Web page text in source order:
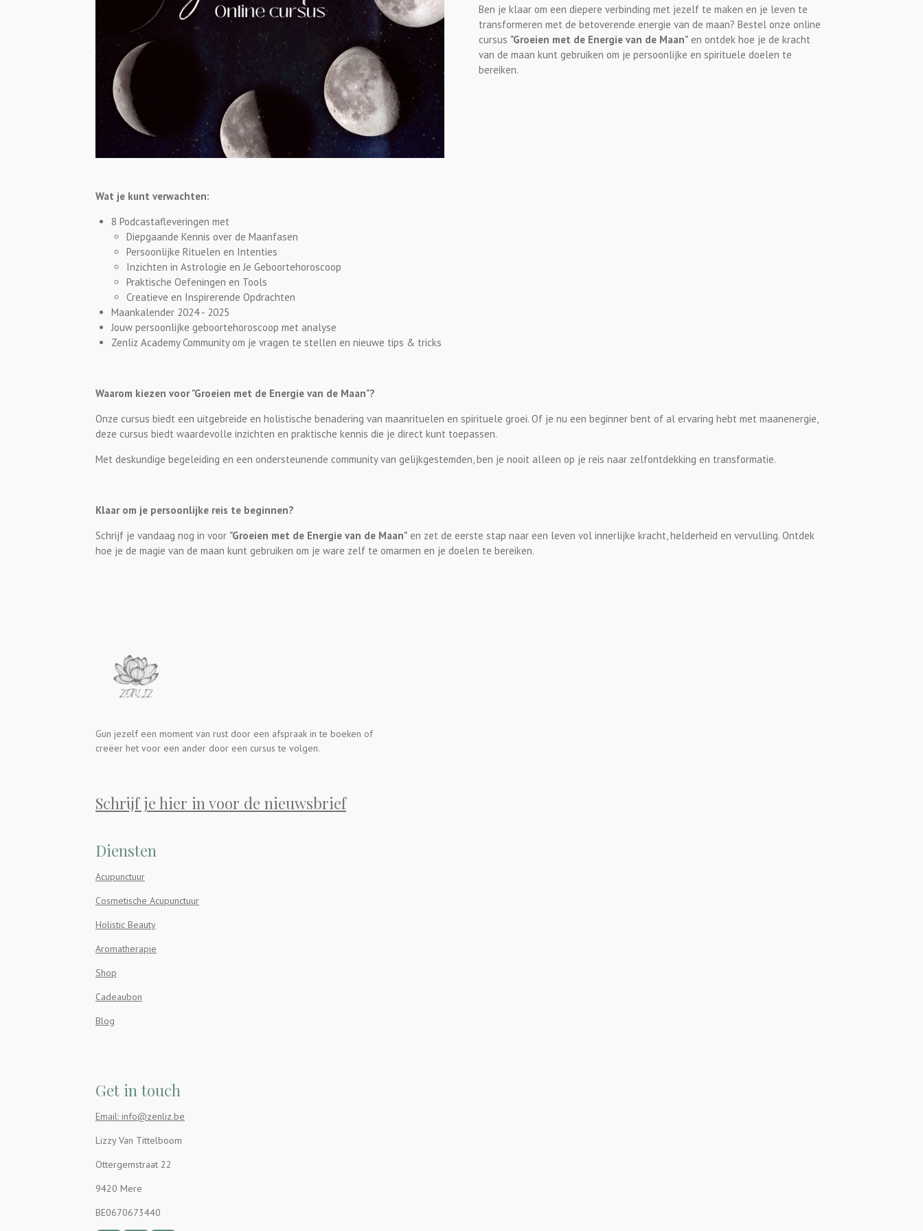
Ben je klaar om een diepere verbinding met jezelf te maken en je leven te
transformeren met de betoverende energie van de maan? Bestel onze online
cursus "Groeien met de Energie van de Maan" en ontdek hoe je de kracht
van de maan kunt gebruiken om je persoonlijke en spirituele doelen te
bereiken.
Wat je kunt verwachten:
8 Podcastafleveringen met
Diepgaande Kennis over de Maanfasen
Persoonlijke Rituelen en Intenties
Inzichten in Astrologie en Je Geboortehoroscoop
Praktische Oefeningen en Tools
Creatieve en Inspirerende Opdrachten
Maankalender 2024 - 2025
Jouw persoonlijke geboortehoroscoop met analyse
Zenliz Academy Community om je vragen te stellen en nieuwe tips & tricks
Waarom kiezen voor "Groeien met de Energie van de Maan"?
Onze cursus biedt een uitgebreide en holistische benadering van maanrituelen en spirituele groei. Of je nu een beginner bent of al ervaring hebt met maanenergie,
deze cursus biedt waardevolle inzichten en praktische kennis die je direct kunt toepassen.
Met deskundige begeleiding en een ondersteunende community van gelijkgestemden, ben je nooit alleen op je reis naar zelfontdekking en transformatie.
Klaar om je persoonlijke reis te beginnen?
Schrijf je vandaag nog in voor "Groeien met de Energie van de Maan" en zet de eerste stap naar een leven vol innerlijke kracht, helderheid en vervulling. Ontdek
hoe je de magie van de maan kunt gebruiken om je ware zelf te omarmen en je doelen te bereiken.
Gun jezelf een moment van rust door een afspraak in te boeken of
creëer het voor een ander door een cursus te volgen.
Schrijf je hier in voor de nieuwsbrief
Diensten
Acupunctuur
Cosmetische Acupunctuur
Holistic Beauty
Aromatherapie
Shop
Cadeaubon
Blog
Get in touch
Email: info@zenliz.be
Lizzy Van Tittelboom
Ottergemstraat 22
9420 Mere
BE0670673440